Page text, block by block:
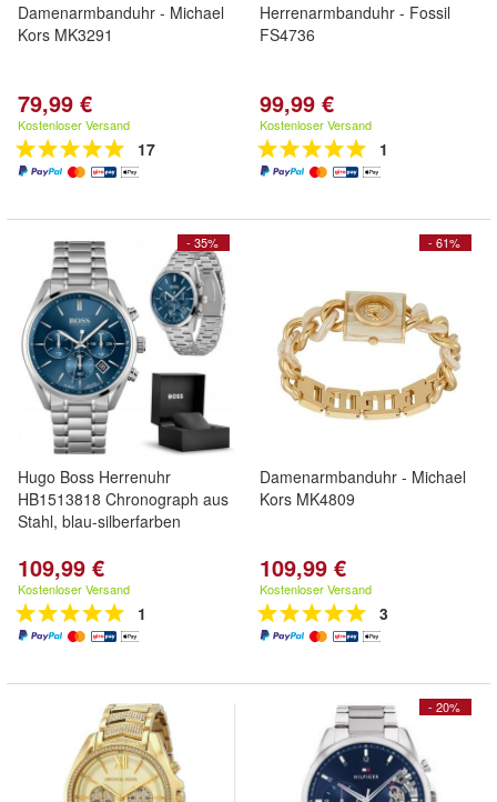
Damenarmbanduhr - Michael
Kors MK3291
79,99 €
Kostenloser Versand
17
Herrenarmbanduhr - Fossil
FS4736
99,99 €
Kostenloser Versand
1
- 35%
Hugo Boss Herrenuhr
HB1513818 Chronograph aus
Stahl, blau-silberfarben
109,99 €
Kostenloser Versand
1
- 61%
Damenarmbanduhr - Michael
Kors MK4809
109,99 €
Kostenloser Versand
3
- 20%